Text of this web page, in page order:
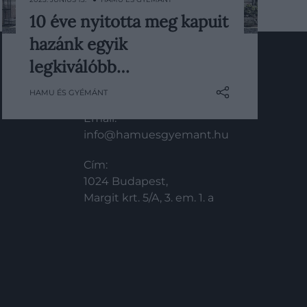
2025-ben ünnepli fennállásának
tizedik évfordulóját az Aria Hotel
Budapest – a világ egyik
legelismertebb zenei tematikájú
luxusszállodája, amely olyan
nemzetközi elismeréseket nyert el,
mint Európa Legjobb Wellness
Spája (World Boutique Hotel
Awards), a Világ Egyik…
10 éve nyitotta meg kapuit
hazánk egyik
legkiválóbb…
HAMU ÉS GYÉMÁNTKAPCSOLAT
Email:
info@hamuesgyemant.hu
Cím:
1024 Budapest,
Margit krt. 5/A, 3. em. 1. a